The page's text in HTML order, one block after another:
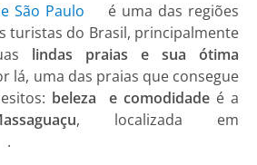
São Paulo
é uma das regiões
turistas do Brasil, principalmente
lindas praias e sua ótima
lá, uma das praias que consegue
beleza e comodidade é a
, localizada em
.